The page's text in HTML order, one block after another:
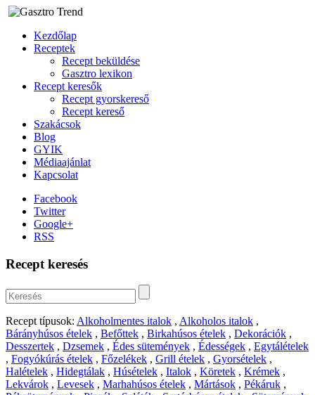
Kezdőlap
Receptek
Recept beküldése
Gasztro lexikon
Recept keresők
Recept gyorskereső
Recept kereső
Szakácsok
Blog
GYIK
Médiaajánlat
Kapcsolat
Facebook
Twitter
Google+
RSS
Recept keresés
Recept típusok: Alkoholmentes italok , Alkoholos italok ,
Bárányhúsos ételek , Befőttek , Birkahúsos ételek , Dekorációk ,
Desszertek , Dzsemek , Édes sütemények , Édességek , Egytálételek
, Fogyókúrás ételek , Főzelékek , Grill ételek , Gyorsételek ,
Halételek , Hidegtálak , Húsételek , Italok , Köretek , Krémek ,
Lekvárok , Levesek , Marhahúsos ételek , Mártások , Pékáruk ,